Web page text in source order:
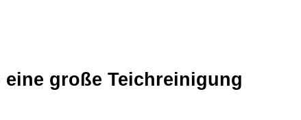
eine große Teichreinigung